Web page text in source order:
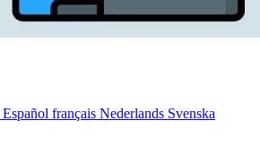
Español français Nederlands Svenska